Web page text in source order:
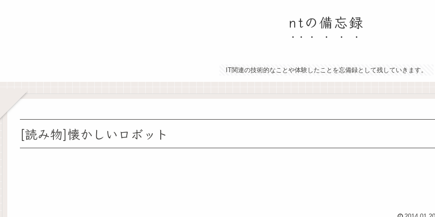
ntの備忘録
IT関連の技術的なことや体験したことを忘備録として残していきます。
[読み物]懐かしいロボット